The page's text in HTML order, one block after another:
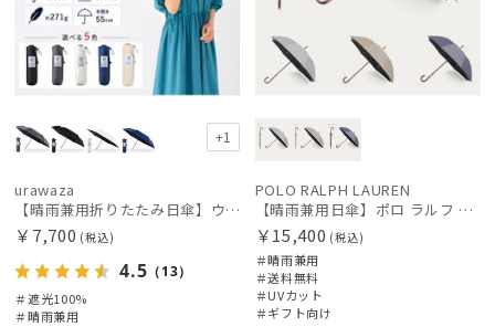
+1
urawaza
【晴雨兼用折りたたみ日傘】ウラワザ（urawaza） 無地 55㎝ 折りたたみ傘 晴雨兼用 100%遮光 UV100%
￥7,700 (税込)
4.5 （13）
＃遮光100%
＃晴雨兼用
POLO RALPH LAUREN
【晴雨兼用日傘】ポロ ラルフ ローレン (POLO RALPH LAUREN) POLOPONYジャガード 遮光 遮熱 UV
￥15,400 (税込)
＃晴雨兼用
＃送料無料
＃UVカット
＃ギフト向け